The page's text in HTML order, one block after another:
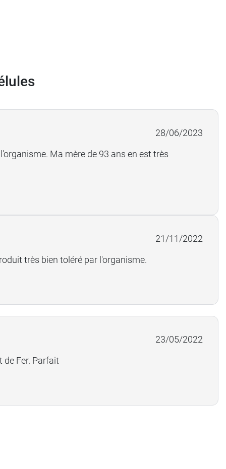
28/06/2023
Ma mère de 93 ans en est très
21/11/2022
très bien toléré par l'organisme.
23/05/2022
de Fer. Parfait